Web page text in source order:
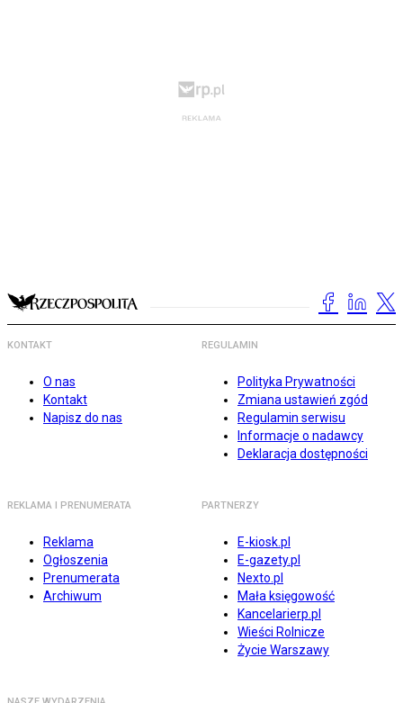
KONTAKT
O nas
Kontakt
Napisz do nas
REGULAMIN
Polityka Prywatności
Zmiana ustawień zgód
Regulamin serwisu
Informacje o nadawcy
Deklaracja dostępności
REKLAMA I PRENUMERATA
Reklama
Ogłoszenia
Prenumerata
Archiwum
PARTNERZY
E-kiosk.pl
E-gazety.pl
Nexto.pl
Mała księgowość
Kancelarierp.pl
Wieści Rolnicze
Życie Warszawy